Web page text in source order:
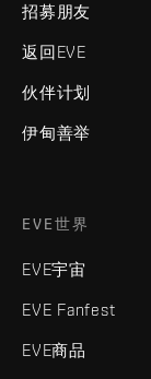
招募朋友
返回EVE
伙伴计划
伊甸善举
EVE世界
EVE宇宙
EVE Fanfest
EVE商品